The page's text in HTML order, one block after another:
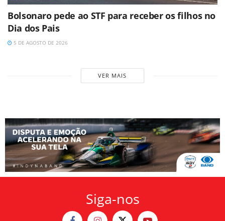
Bolsonaro pede ao STF para receber os filhos no
Dia dos Pais
5 DE AGOSTO DE 2026
VER MAIS
Siga-nos